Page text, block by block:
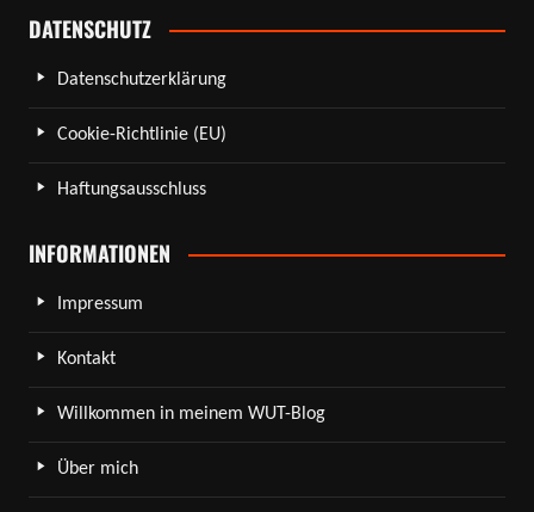
DATENSCHUTZ
Datenschutzerklärung
Cookie-Richtlinie (EU)
Haftungsausschluss
INFORMATIONEN
Impressum
Kontakt
Willkommen in meinem WUT-Blog
Über mich